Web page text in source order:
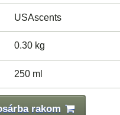
USAscents
0.30 kg
250 ml
rakom